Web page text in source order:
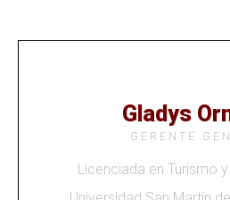
Gladys
GERENTE
Licenciada en Turismo